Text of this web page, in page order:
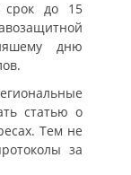
срок до 15
дню
статью о
Тем не
за